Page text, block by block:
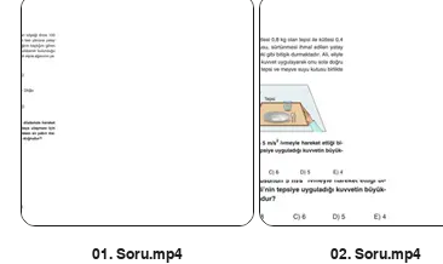
01. Soru.mp4 02. Soru.mp4